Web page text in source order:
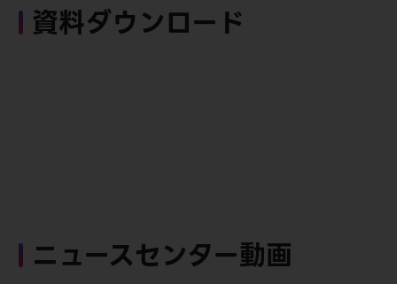
資料ダウンロード
ニュースセンター動画